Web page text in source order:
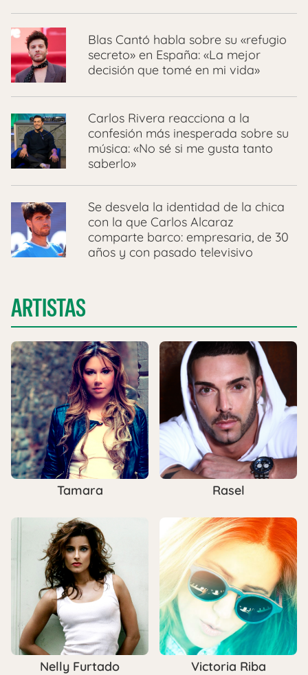
Blas Cantó habla sobre su «refugio
secreto» en España: «La mejor
decisión que tomé en mi vida»
Carlos Rivera reacciona a la
confesión más inesperada sobre su
música: «No sé si me gusta tanto
saberlo»
Se desvela la identidad de la chica
con la que Carlos Alcaraz
comparte barco: empresaria, de 30
años y con pasado televisivo
ARTISTAS
Tamara Rasel
Nelly Furtado Victoria Riba